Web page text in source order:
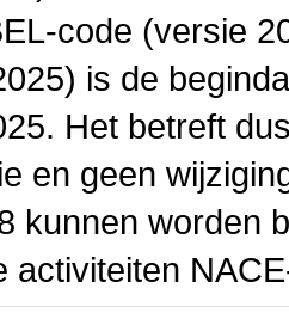
code (versie
is de
Het betreft
en geen
kunnen worden
activiteiten